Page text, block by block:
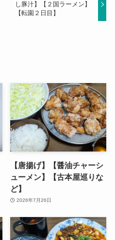
し豚汁】【２国ラーメン】
【転園２日目】
【唐揚げ】【醤油チャーシ
ューメン】【古本屋巡りな
ど】
2026年7月26日